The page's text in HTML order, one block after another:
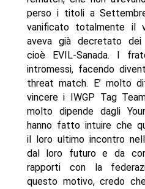
perso i titoli a
vanificato totalmente il
aveva già decretato
cioè EVIL-Sanada. I
intromessi, facendo
threat match. E’ molto
vincere i IWGP Tag
molto dipende dagli
hanno fatto intuire che
il loro ultimo incontro
dal loro futuro e da
rapporti con la
questo motivo, credo